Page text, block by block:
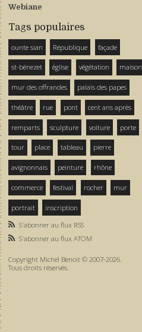
Webiane
Tags populaires
ounte sian République façade
st-bénezet église végétation maison
mur des offrandes palais des papes
théâtre rue pont cent ans après
remparts sculpture voiture porte
tour place tableau pierre
avignonnais peinture rhône
commerce festival rocher mur
portrait
inscription
S'abonner au flux RSS
S'abonner au flux ATOM
Copyright Michel Benoit © 2007-2026.
Tous droits réservés.